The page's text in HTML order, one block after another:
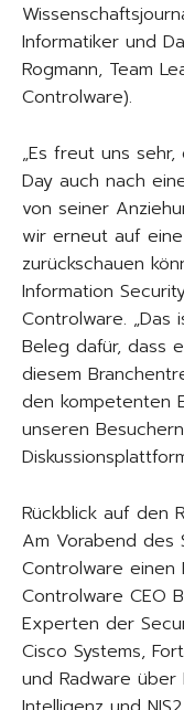
Informatiker und
Rogmann, Team
Controlware).
„Es freut uns
Day auch nach
von seiner
wir erneut auf
zurückschauen
Information
Controlware.
Beleg dafür, dass
diesem
den kompetenten
unseren
Rückblick auf den
Am Vorabend des
Controlware einen
Controlware CEO
Experten der
Cisco Systems,
und Radware über